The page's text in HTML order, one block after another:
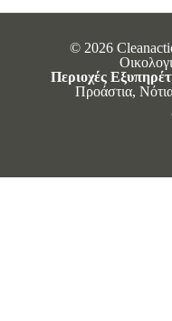
© 2026
Περιοχές
Προάστια,